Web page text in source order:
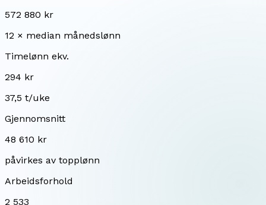
572 880 kr
12 × median månedslønn
Timelønn ekv.
294 kr
37,5 t/uke
Gjennomsnitt
48 610 kr
påvirkes av topplønn
Arbeidsforhold
2 533